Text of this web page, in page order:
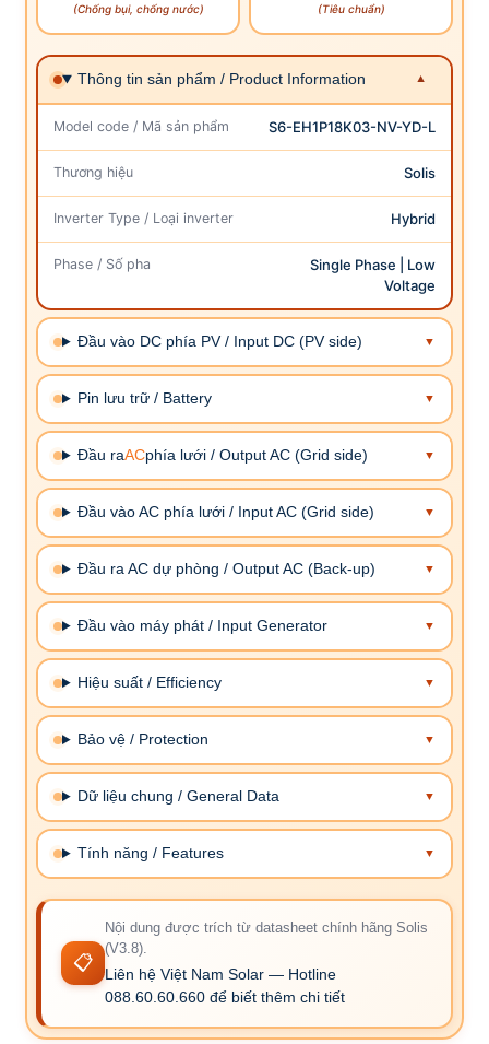
(Chống bụi, chống nước) (Tiêu chuẩn)
Thông tin sản phẩm / Product Information
Model code / Mã sản phẩm S6-EH1P18K03-NV-YD-L
Thương hiệu Solis
Inverter Type / Loại inverter Hybrid
Phase / Số pha
Single Phase | Low
Voltage
Đầu vào DC phía PV / Input DC (PV side)
Pin lưu trữ / Battery
Đầu raACphía lưới / Output AC (Grid side)
Đầu vào AC phía lưới / Input AC (Grid side)
Đầu ra AC dự phòng / Output AC (Back-up)
Đầu vào máy phát / Input Generator
Hiệu suất / Efficiency
Bảo vệ / Protection
Dữ liệu chung / General Data
Tính năng / Features
📋
Nội dung được trích từ datasheet chính hãng Solis
(V3.8).
Liên hệ Việt Nam Solar — Hotline
088.60.60.660 để biết thêm chi tiết